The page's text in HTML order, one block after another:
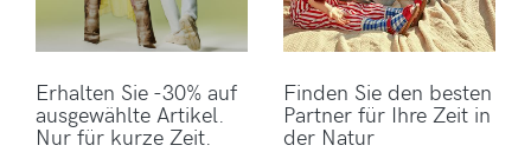
Erhalten Sie -30% auf
ausgewählte Artikel.
Nur für kurze Zeit.
Finden Sie den besten
Partner für Ihre Zeit in
der Natur